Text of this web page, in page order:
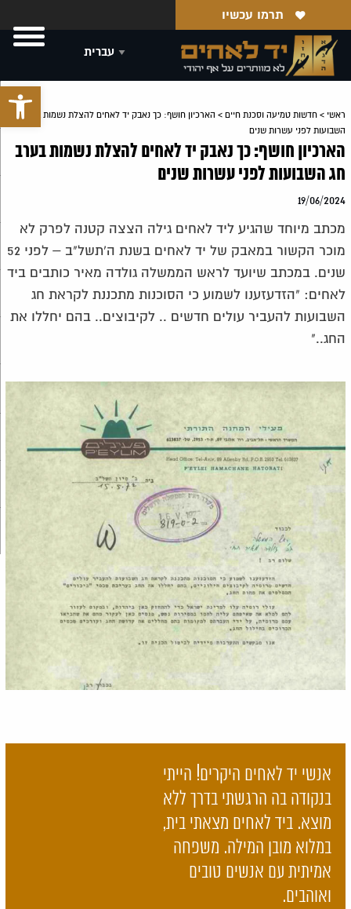
פתח
תרמו עכשיו
ראשי > חדשות טמיעה וסכנת חיים> הארכיון חושף: כך נאבק יד לאחים להצלת נשמות בערב חג
השבועות לפני עשרות שנים
הארכיון חושף: כך נאבק יד לאחים להצלת נשמות בערב
חג השבועות לפני עשרות שנים
19/06/2024
מכתב מיוחד שהגיע ליד לאחים גילה הצצה קטנה לפרק לא
מוכר הקשור במאבק של יד לאחים בשנת ה'תשל"ב – לפני 52
שנים. במכתב שיועד לראש הממשלה גולדה מאיר כותבים ביד
לאחים: "הזדעזענו לשמוע כי הסוכנות מתכננת לקראת חג
השבועות להעביר עולים חדשים .. לקיבוצים.. בהם יחללו את
החג.."
אנשי יד לאחים היקרים! הייתי
בנקודה בה הרגשתי בדרך ללא
מוצא. ביד לאחים מצאתי בית,
במלוא מובן המילה. משפחה
אמיתית עם אנשים טובים
ואוהבים.